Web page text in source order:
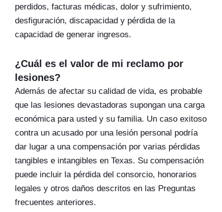
perdidos, facturas médicas, dolor y sufrimiento,
desfiguración, discapacidad y pérdida de la
capacidad de generar ingresos.
¿Cuál es el valor de mi reclamo por
lesiones?
Además de afectar su calidad de vida, es probable
que las lesiones devastadoras supongan una carga
económica para usted y su familia. Un caso exitoso
contra un acusado por una lesión personal podría
dar lugar a una compensación por varias pérdidas
tangibles e intangibles en Texas. Su compensación
puede incluir la pérdida del consorcio, honorarios
legales y otros daños descritos en las Preguntas
frecuentes anteriores.